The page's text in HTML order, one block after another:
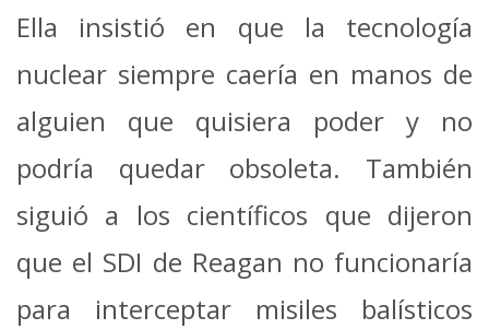
Ella insistió en que la tecnología
nuclear siempre caería en manos de
alguien que quisiera poder y no
podría quedar obsoleta. También
siguió a los científicos que dijeron
que el SDI de Reagan no funcionaría
para interceptar misiles balísticos